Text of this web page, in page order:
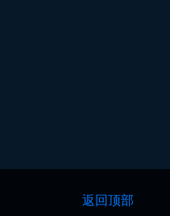
返回顶部